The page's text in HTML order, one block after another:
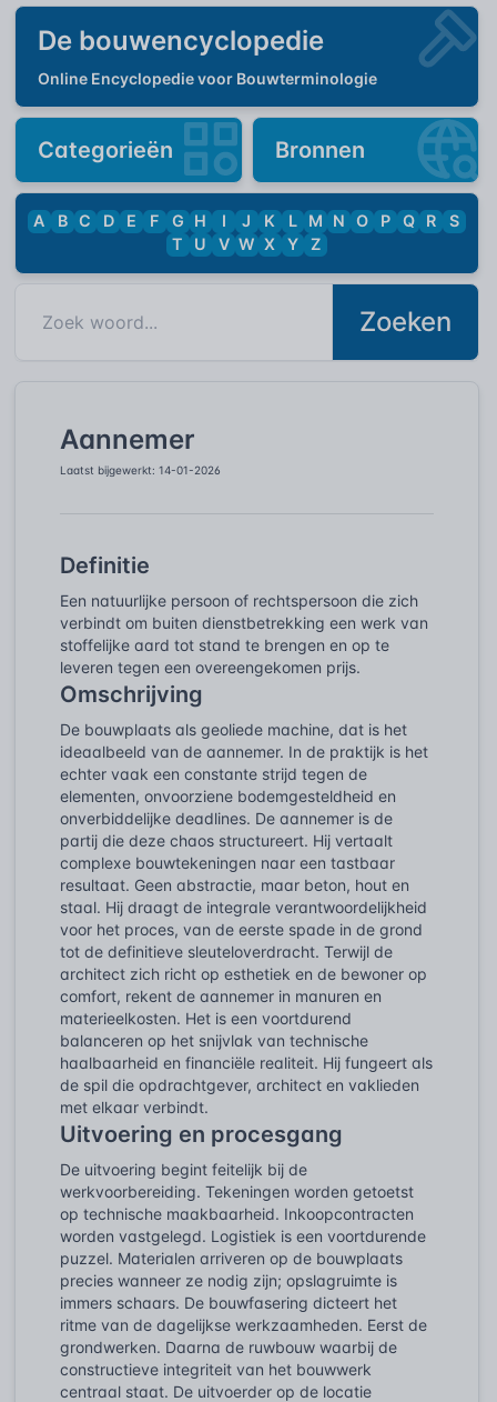
De bouwencyclopedie
Online Encyclopedie voor Bouwterminologie
Categorieën Bronnen
A B C D E F G H I J K L M N O P Q R
S
T
U V W X Y Z
Zoeken
Aannemer
Laatst bijgewerkt: 14-01-2026
Definitie
Een natuurlijke persoon of rechtspersoon die zich
verbindt om buiten dienstbetrekking een werk van
stoffelijke aard tot stand te brengen en op te
leveren tegen een overeengekomen prijs.
Omschrijving
De bouwplaats als geoliede machine, dat is het
ideaalbeeld van de aannemer. In de praktijk is het
echter vaak een constante strijd tegen de
elementen, onvoorziene bodemgesteldheid en
onverbiddelijke deadlines. De aannemer is de
partij die deze chaos structureert. Hij vertaalt
complexe bouwtekeningen naar een tastbaar
resultaat. Geen abstractie, maar beton, hout en
staal. Hij draagt de integrale verantwoordelijkheid
voor het proces, van de eerste spade in de grond
tot de definitieve sleuteloverdracht. Terwijl de
architect zich richt op esthetiek en de bewoner op
comfort, rekent de aannemer in manuren en
materieelkosten. Het is een voortdurend
balanceren op het snijvlak van technische
haalbaarheid en financiële realiteit. Hij fungeert als
de spil die opdrachtgever, architect en vaklieden
met elkaar verbindt.
Uitvoering en procesgang
De uitvoering begint feitelijk bij de
werkvoorbereiding. Tekeningen worden getoetst
op technische maakbaarheid. Inkoopcontracten
worden vastgelegd. Logistiek is een voortdurende
puzzel. Materialen arriveren op de bouwplaats
precies wanneer ze nodig zijn; opslagruimte is
immers schaars. De bouwfasering dicteert het
ritme van de dagelijkse werkzaamheden. Eerst de
grondwerken. Daarna de ruwbouw waarbij de
constructieve integriteit van het bouwwerk
centraal staat. De uitvoerder op de locatie